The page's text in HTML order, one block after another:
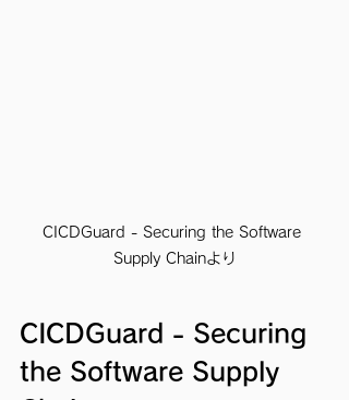
CICDGuard - Securing the Software
Supply Chainより
CICDGuard - Securing
the Software Supply